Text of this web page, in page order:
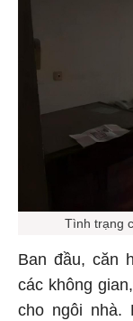
Tình trạng
Ban đầu, căn
các không
cho ngôi nhà.